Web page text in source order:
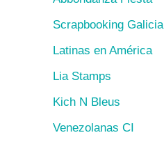
Scrapbooking Galicia
Latinas en América
Lia Stamps
Kich N Bleus
Venezolanas CI